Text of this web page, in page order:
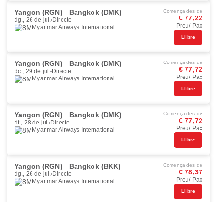
Yangon (RGN) Bangkok (DMK)
dg., 26 de jul. Directe
Myanmar Airways International
Comença des de
€ 77,22
Preu/ Pax
Llibre
Yangon (RGN) Bangkok (DMK)
dc., 29 de jul. Directe
Myanmar Airways International
Comença des de
€ 77,72
Preu/ Pax
Llibre
Yangon (RGN) Bangkok (DMK)
dt., 28 de jul. Directe
Myanmar Airways International
Comença des de
€ 77,72
Preu/ Pax
Llibre
Yangon (RGN) Bangkok (BKK)
dg., 26 de jul. Directe
Myanmar Airways International
Comença des de
€ 78,37
Preu/ Pax
Llibre